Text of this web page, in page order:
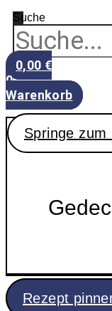
Suche
0,00 €
0
Warenkorb
Springe zum
Rezept